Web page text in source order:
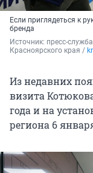
Если приглядеться к
бренда
Источник: пресс-
Красноярского края /
Из недавних
визита
года и на
региона 6